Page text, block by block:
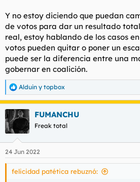
Y no estoy diciendo que puedan
de votos para dar un resultado
real, estoy hablando de los casos
votos pueden quitar o poner un
puede ser la diferencia entre una
gobernar en coalición.
R
e
a
c
i
e
s
Alduin y topbox
FUMANCHU
Freak total
24 Jun 2022
felicidad patética rebuznó: